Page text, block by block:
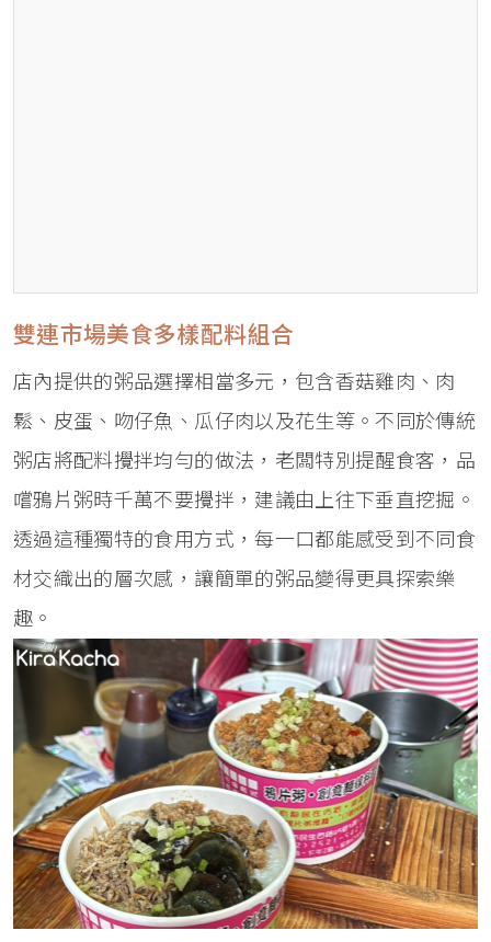
雙連市場美食多樣配料組合
店內提供的粥品選擇相當多元，包含香菇雞肉、肉
鬆、皮蛋、吻仔魚、瓜仔肉以及花生等。不同於傳統
粥店將配料攪拌均勻的做法，老闆特別提醒食客，品
嚐鴉片粥時千萬不要攪拌，建議由上往下垂直挖掘。
透過這種獨特的食用方式，每一口都能感受到不同食
材交織出的層次感，讓簡單的粥品變得更具探索樂
趣。